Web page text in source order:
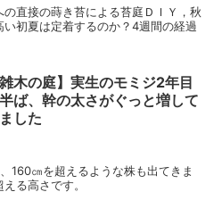
直接の蒔き苔による苔庭ＤＩＹ，秋
初夏は定着するのか？4週間の経過
雑木の庭】実生のモミジ2年目
ば、幹の太さがぐっと増して
した
160㎝を超えるような株も出てきま
る高さです。